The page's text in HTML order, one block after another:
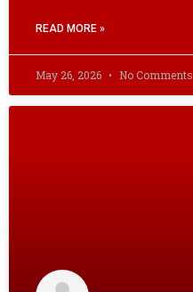
READ MORE »
May 26, 2026 No Comments